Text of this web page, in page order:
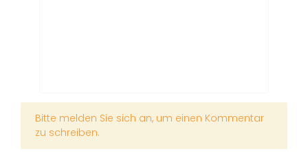
xBitte melden Sie sich an, um einen Kommentar
zu schreiben.